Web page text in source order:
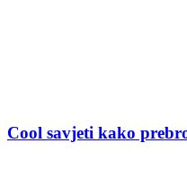
Cool savjeti kako